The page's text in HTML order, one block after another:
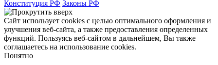
Конституция РФ Законы РФ
Сайт использует cookies с целью оптимального оформления и
улучшения веб-сайта, а также предоставления определенных
функций. Пользуясь веб-сайтом в дальнейшем, Вы также
соглашаетесь на использование cookies.
Понятно